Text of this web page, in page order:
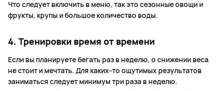
Что следует включить в меню, так это сезонные овощи и
фрукты, крупы и большое количество воды.
4. Тренировки время от времени
Если вы планируете бегать раз в неделю, о снижении веса
не стоит и мечтать. Для каких-то ощутимых результатов
заниматься следует минимум три раза в неделю.